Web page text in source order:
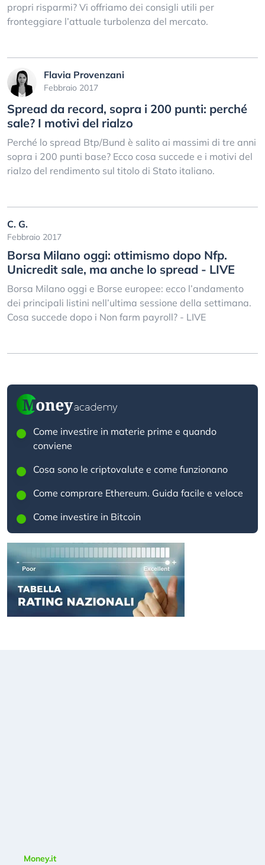
propri risparmi? Vi offriamo dei consigli utili per
fronteggiare l’attuale turbolenza del mercato.
Flavia Provenzani
Febbraio 2017
Spread da record, sopra i 200 punti: perché
sale? I motivi del rialzo
Perché lo spread Btp/Bund è salito ai massimi di tre anni
sopra i 200 punti base? Ecco cosa succede e i motivi del
rialzo del rendimento sul titolo di Stato italiano.
C. G.
Febbraio 2017
Borsa Milano oggi: ottimismo dopo Nfp.
Unicredit sale, ma anche lo spread - LIVE
Borsa Milano oggi e Borse europee: ecco l’andamento
dei principali listini nell’ultima sessione della settimana.
Cosa succede dopo i Non farm payroll? - LIVE
Come investire in materie prime e quando
conviene
Cosa sono le criptovalute e come funzionano
Come comprare Ethereum. Guida facile e veloce
Come investire in Bitcoin
Money.it